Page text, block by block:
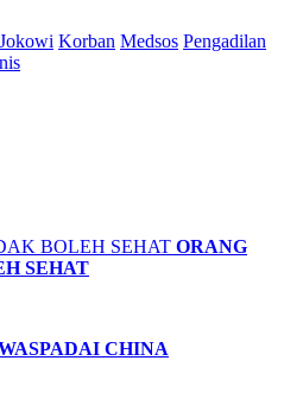
Jokowi Korban Medsos Pengadilan
ORANG
SEHAT
CHINA